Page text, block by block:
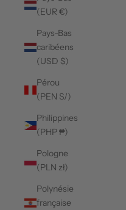
(EUR €)
Pays-Bas
caribéens
(USD $)
Pérou
(PEN S/)
Philippines
(PHP ₱)
Pologne
(PLN zł)
Polynésie
française